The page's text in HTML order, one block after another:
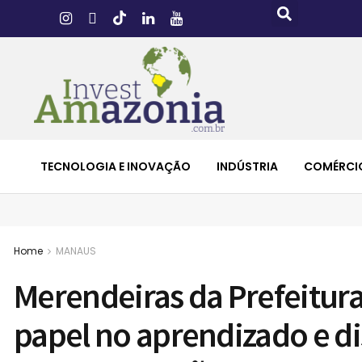
TECNOLOGIA E INOVAÇÃO INDÚSTRIA
Home MANAUS
Merendeiras da
papel no aprendizado e